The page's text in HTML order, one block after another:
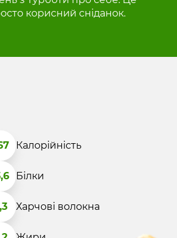
корисний сніданок.
Калорійність
Білки
Харчові волокна